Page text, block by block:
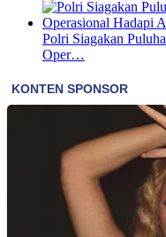
Polri Siagakan
Oper…